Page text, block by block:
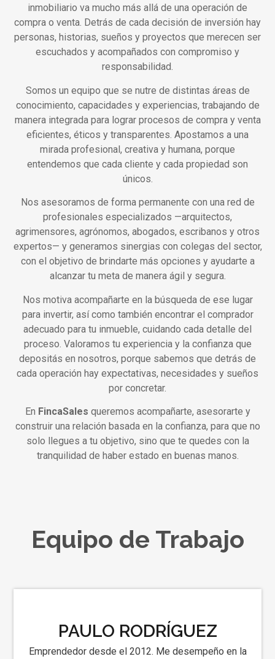
inmobiliario va mucho más allá de una operación de
compra o venta. Detrás de cada decisión de inversión hay
personas, historias, sueños y proyectos que merecen ser
escuchados y acompañados con compromiso y
responsabilidad.
Somos un equipo que se nutre de distintas áreas de
conocimiento, capacidades y experiencias, trabajando de
manera integrada para lograr procesos de compra y venta
eficientes, éticos y transparentes. Apostamos a una
mirada profesional, creativa y humana, porque
entendemos que cada cliente y cada propiedad son
únicos.
Nos asesoramos de forma permanente con una red de
profesionales especializados —arquitectos,
agrimensores, agrónomos, abogados, escribanos y otros
expertos— y generamos sinergias con colegas del sector,
con el objetivo de brindarte más opciones y ayudarte a
alcanzar tu meta de manera ágil y segura.
Nos motiva acompañarte en la búsqueda de ese lugar
para invertir, así como también encontrar el comprador
adecuado para tu inmueble, cuidando cada detalle del
proceso. Valoramos tu experiencia y la confianza que
depositás en nosotros, porque sabemos que detrás de
cada operación hay expectativas, necesidades y sueños
por concretar.
En FincaSales queremos acompañarte, asesorarte y
construir una relación basada en la confianza, para que no
solo llegues a tu objetivo, sino que te quedes con la
tranquilidad de haber estado en buenas manos.
Equipo de Trabajo
PAULO RODRÍGUEZ
Emprendedor desde el 2012. Me desempeño en la